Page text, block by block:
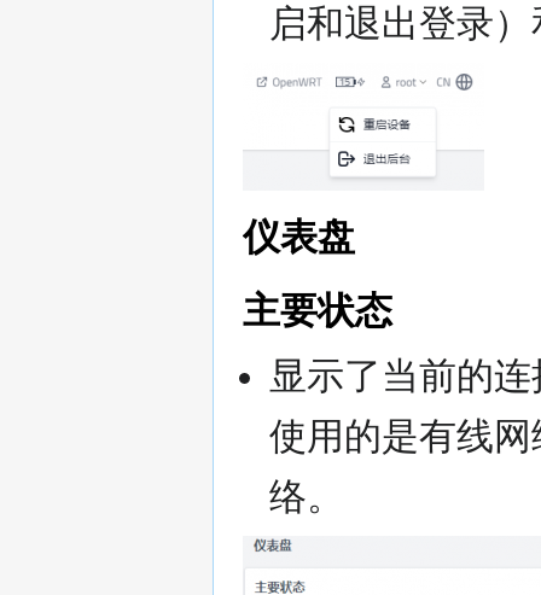
启和退出登录
仪表盘
主要状态
显示了当前的
使用的是有线
络。